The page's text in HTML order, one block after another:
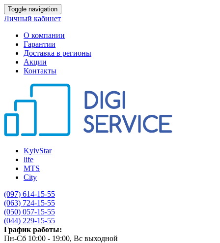
Toggle navigation
Личный кабинет
О компании
Гарантии
Доставка в регионы
Акции
Контакты
KyivStar
life
MTS
City
(097) 614-15-55
(063) 724-15-55
(050) 057-15-55
(044) 229-15-55
График работы:
Пн-Сб 10:00 - 19:00, Вс выходной